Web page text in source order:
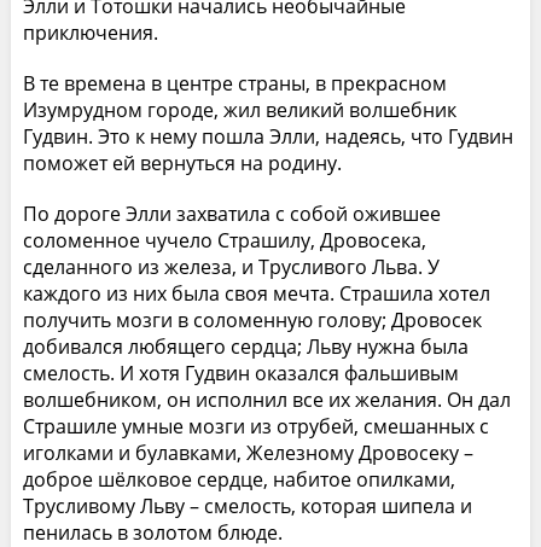
Элли и Тотошки начались необычайные
приключения.
В те времена в центре страны, в прекрасном
Изумрудном городе, жил великий волшебник
Гудвин. Это к нему пошла Элли, надеясь, что Гудвин
поможет ей вернуться на родину.
По дороге Элли захватила с собой ожившее
соломенное чучело Страшилу, Дровосека,
сделанного из железа, и Трусливого Льва. У
каждого из них была своя мечта. Страшила хотел
получить мозги в соломенную голову; Дровосек
добивался любящего сердца; Льву нужна была
смелость. И хотя Гудвин оказался фальшивым
волшебником, он исполнил все их желания. Он дал
Страшиле умные мозги из отрубей, смешанных с
иголками и булавками, Железному Дровосеку –
доброе шёлковое сердце, набитое опилками,
Трусливому Льву – смелость, которая шипела и
пенилась в золотом блюде.